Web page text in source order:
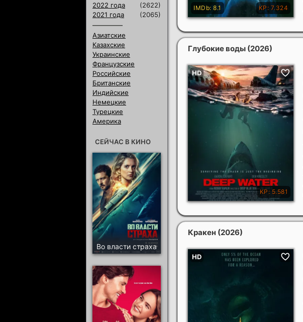
Глубокие воды (2026)
Кракен (2026)
2022 года
(2622)
2021 года
(2065)
Азиатские
Казахские
Украинские
Французские
Российские
Британские
Индийские
Немецкие
Турецкие
Америка
СЕЙЧАС В КИНО
Во власти страха